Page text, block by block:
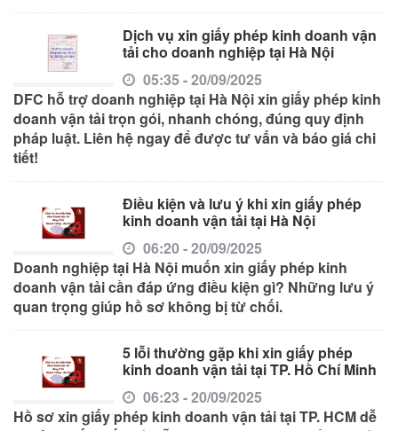
Dịch vụ xin giấy phép kinh doanh vận
tải cho doanh nghiệp tại Hà Nội
05:35 - 20/09/2025
DFC hỗ trợ doanh nghiệp tại Hà Nội xin giấy phép kinh
doanh vận tải trọn gói, nhanh chóng, đúng quy định
pháp luật. Liên hệ ngay để được tư vấn và báo giá chi
tiết!
Điều kiện và lưu ý khi xin giấy phép
kinh doanh vận tải tại Hà Nội
06:20 - 20/09/2025
Doanh nghiệp tại Hà Nội muốn xin giấy phép kinh
doanh vận tải cần đáp ứng điều kiện gì? Những lưu ý
quan trọng giúp hồ sơ không bị từ chối.
5 lỗi thường gặp khi xin giấy phép
kinh doanh vận tải tại TP. Hồ Chí Minh
06:23 - 20/09/2025
Hồ sơ xin giấy phép kinh doanh vận tải tại TP. HCM dễ